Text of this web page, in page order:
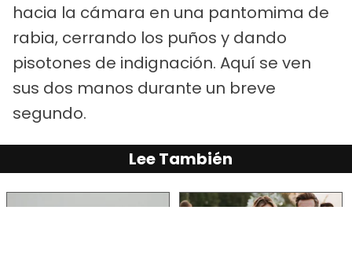
hacia la cámara en una pantomima de
rabia, cerrando los puños y dando
pisotones de indignación. Aquí se ven
sus dos manos durante un breve
segundo.
Lee También